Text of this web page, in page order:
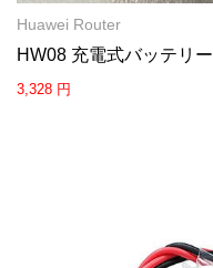
Huawei Router
HW08 充電式バッテリー
3,328 円